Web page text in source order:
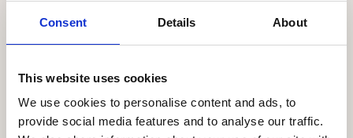
Consent Details About
This website uses cookies
We use cookies to personalise content and ads, to
provide social media features and to analyse our traffic.
Voorzieningen:
Deze bedrijfsruimte is op de begane grond voorzien
van een grote overheaddeur.
verdiepingen.
Isolatie: voorzien van dubbele beglazing, stalen
wandbekleding en dakbedekking voorzien van
isolatie.